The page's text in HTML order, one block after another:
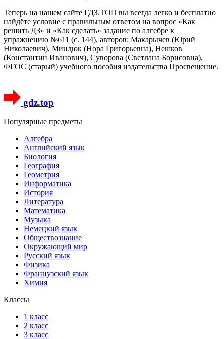
Теперь на нашем сайте ГДЗ.ТОП вы всегда легко и бесплатно
найдёте условие с правильным ответом на вопрос «Как
решить ДЗ» и «Как сделать» задание по алгебре к
упражнению №611 (с. 144), авторов: Макарычев (Юрий
Николаевич), Миндюк (Нора Григорьевна), Нешков
(Константин Иванович), Суворова (Светлана Борисовна),
ФГОС (старый) учебного пособия издательства Просвещение.
gdz.top
Популярные предметы
Алгебра
Английский язык
Биология
География
Геометрия
Информатика
История
Литература
Математика
Музыка
Немецкий язык
Обществознание
Окружающий мир
Русский язык
Физика
Французский язык
Химия
Классы
1 класс
2 класс
3 класс